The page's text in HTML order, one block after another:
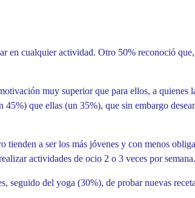
en cualquier actividad. Otro 50% reconoció
muy superior que para ellos, a quienes
que ellas (un 35%), que sin embargo
a ser los más jóvenes y con menos
actividades de ocio 2 o 3 veces por semana.
seguido del yoga (30%), de probar nuevas